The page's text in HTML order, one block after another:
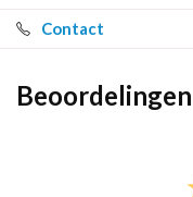
Contact
Beoordelingen